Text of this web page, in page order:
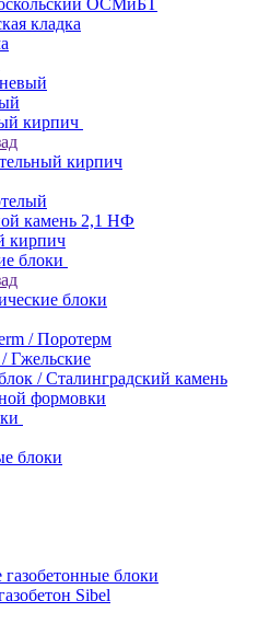
ОСМиБТ
кладка
кирпич
кирпич
камень 2,1 НФ
кирпич
блоки
блоки
/ Поротерм
Гжельские
/ Сталинградский камень
формовки
блоки
газобетонные блоки
Sibel